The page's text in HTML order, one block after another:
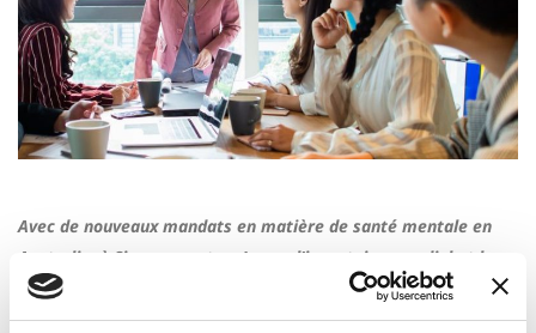
Avec de nouveaux mandats en matière de santé mentale en
Australie, à Singapour et au Japon, l’inventaire mondial et le
synopsis aident les organisations de l’APAC à garder une
longueur d’avance sur les attentes émergentes.